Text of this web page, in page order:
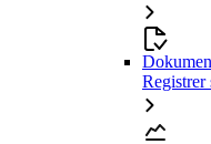
Registrer